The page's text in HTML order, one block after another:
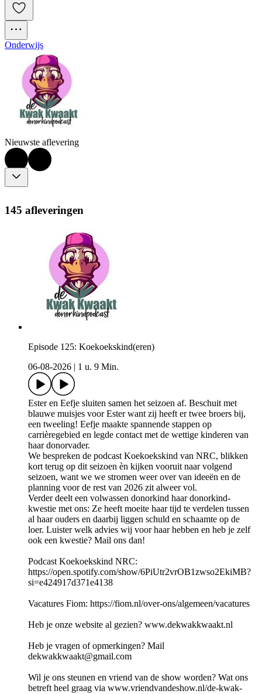
Onderwijs
Nieuwste aflevering
145 afleveringen
Episode 125: Koekoekskind(eren)
06-08-2026
1 u. 9 Min.
Ester en Eefje sluiten samen het seizoen af. Beschuit met
blauwe muisjes voor Ester want zij heeft er twee broers bij,
een tweeling! Eefje maakte spannende stappen op
carrièregebied en legde contact met de wettige kinderen van
haar donorvader.
We bespreken de podcast Koekoekskind van NRC, blikken
kort terug op dit seizoen èn kijken vooruit naar volgend
seizoen, want we we stromen weer over van ideeën en de
planning voor de rest van 2026 zit alweer vol.
Verder deelt een volwassen donorkind haar donorkind-
kwestie met ons: Ze heeft moeite haar tijd te verdelen tussen
al haar ouders en daarbij liggen schuld en schaamte op de
loer. Luister welk advies wij voor haar hebben en heb je zelf
ook een kwestie? Mail ons dan!
Podcast Koekoekskind NRC:
https://open.spotify.com/show/6PiUtr2vrOB1zwso2EkiMB?
si=e424917d371e4138
Vacatures Fiom: https://fiom.nl/over-ons/algemeen/vacatures
Heb je onze website al gezien? www.dekwakkwaakt.nl
Heb je vragen of opmerkingen? Mail
dekwakkwaakt@gmail.com
Wil je ons steunen en vriend van de show worden? Wat ons
betreft heel graag via www.vriendvandeshow.nl/de-kwak-